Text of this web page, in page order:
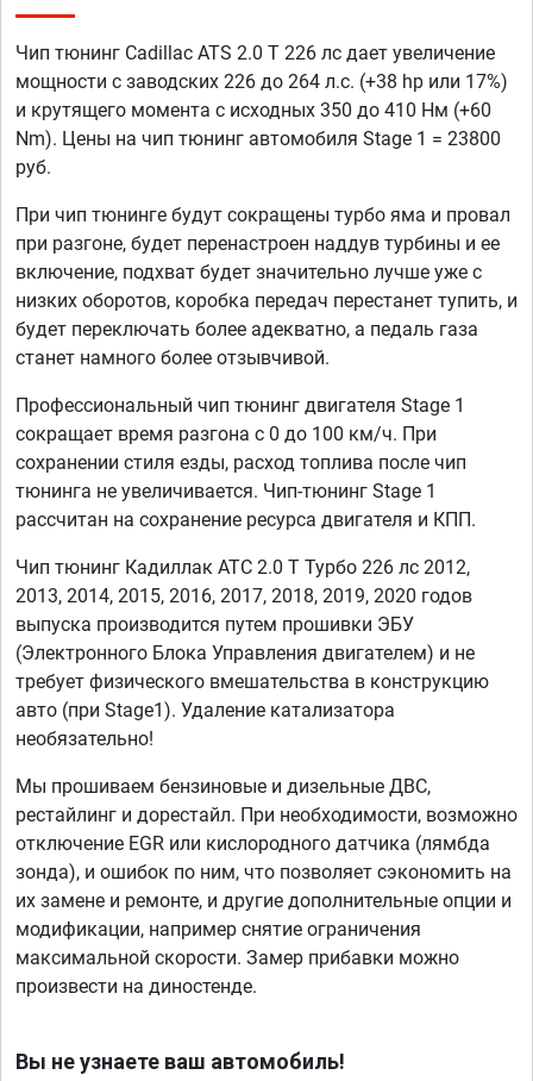
Чип тюнинг Cadillac ATS 2.0 T 226 лс дает увеличение
мощности с заводских 226 до 264 л.с. (+38 hp или 17%)
и крутящего момента с исходных 350 до 410 Нм (+60
Nm). Цены на чип тюнинг автомобиля Stage 1 = 23800
руб.
При чип тюнинге будут сокращены турбо яма и провал
при разгоне, будет перенастроен наддув турбины и ее
включение, подхват будет значительно лучше уже с
низких оборотов, коробка передач перестанет тупить, и
будет переключать более адекватно, а педаль газа
станет намного более отзывчивой.
Профессиональный чип тюнинг двигателя Stage 1
сокращает время разгона с 0 до 100 км/ч. При
сохранении стиля езды, расход топлива после чип
тюнинга не увеличивается. Чип-тюнинг Stage 1
рассчитан на сохранение ресурса двигателя и КПП.
Чип тюнинг Кадиллак АТС 2.0 T Турбо 226 лс 2012,
2013, 2014, 2015, 2016, 2017, 2018, 2019, 2020 годов
выпуска производится путем прошивки ЭБУ
(Электронного Блока Управления двигателем) и не
требует физического вмешательства в конструкцию
авто (при Stage1). Удаление катализатора
необязательно!
Мы прошиваем бензиновые и дизельные ДВС,
рестайлинг и дорестайл. При необходимости, возможно
отключение EGR или кислородного датчика (лямбда
зонда), и ошибок по ним, что позволяет сэкономить на
их замене и ремонте, и другие дополнительные опции и
модификации, например снятие ограничения
максимальной скорости. Замер прибавки можно
произвести на диностенде.
Вы не узнаете ваш автомобиль!